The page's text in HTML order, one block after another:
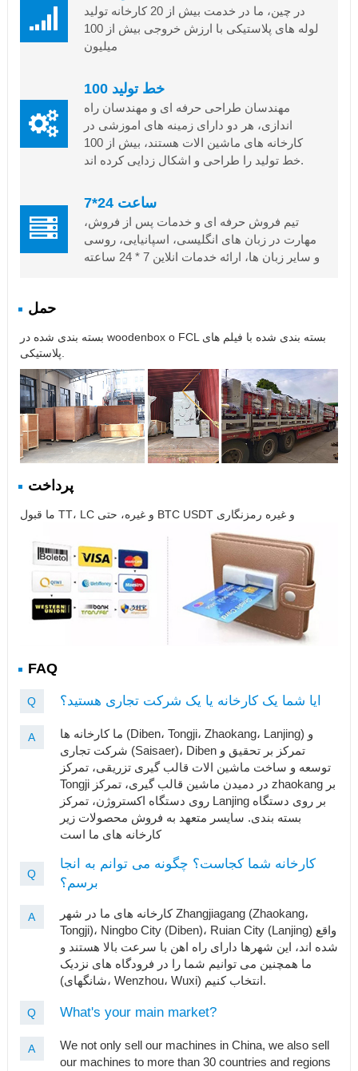
در چین، ما در خدمت بیش از 20 کارخانه تولید
لوله های پلاستیکی با ارزش خروجی بیش از 100
میلیون
100 خط تولید
مهندسان طراحی حرفه ای و مهندسان راه
اندازی، هر دو دارای زمینه های اموزشی در
کارخانه های ماشین الات هستند، بیش از 100
خط تولید را طراحی و اشکال زدایی کرده اند.
7*24 ساعت
تیم فروش حرفه ای و خدمات پس از فروش،
مهارت در زبان های انگلیسی، اسپانیایی، روسی
و سایر زبان ها، ارائه خدمات انلاین 7 * 24 ساعته
حمل
بسته بندی شده در woodenbox o FCL بسته بندی شده با فیلم های
پلاستیکی.
پرداخت
ما قبول TT، LC و غیره، حتی BTC USDT و غیره رمزنگاری
FAQ
Q ایا شما یک کارخانه یا یک شرکت تجاری هستید؟
A
ما کارخانه ها (Diben، Tongji، Zhaokang، Lanjing) و
شرکت تجاری (Saisaer)، Diben تمرکز بر تحقیق و
توسعه و ساخت ماشین الات قالب گیری تزریقی، تمرکز
Tongji در دمیدن ماشین قالب گیری، تمرکز zhaokang بر
روی دستگاه اکستروژن، تمرکز Lanjing بر روی دستگاه
بسته بندی. سایسر متعهد به فروش محصولات زیر
کارخانه های ما است
Q
کارخانه شما کجاست؟ چگونه می توانم به انجا
برسم؟
A
کارخانه های ما در شهر Zhangjiagang (Zhaokang،
Tongji)، Ningbo City (Diben)، Ruian City (Lanjing) واقع
شده اند، این شهرها دارای راه اهن با سرعت بالا هستند و
ما همچنین می توانیم شما را در فرودگاه های نزدیک
(شانگهای، Wenzhou، Wuxi) انتخاب کنیم.
Q What's your main market?
A
We not only sell our machines in China, we also sell
our machines to more than 30 countries and regions